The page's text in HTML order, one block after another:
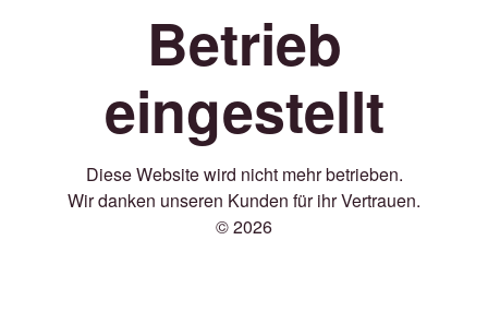
Betrieb
eingestellt
Diese Website wird nicht mehr betrieben.
Wir danken unseren Kunden für ihr Vertrauen.
© 2026